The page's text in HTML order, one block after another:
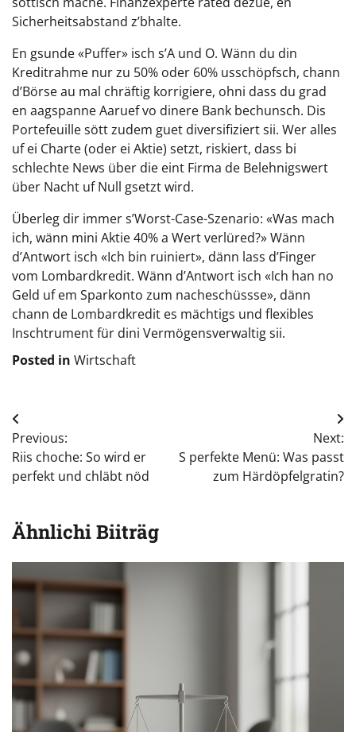
Sicherheitsabstand z’bhalte.
En gsunde «Puffer» isch s’A und O. Wänn du din
Kreditrahme nur zu 50% oder 60% usschöpfsch, chann
d’Börse au mal chräftig korrigiere, ohni dass du grad
en aagspanne Aaruef vo dinere Bank bechunsch. Dis
Portefeuille sött zudem guet diversifiziert sii. Wer alles
uf ei Charte (oder ei Aktie) setzt, riskiert, dass bi
schlechte News über die eint Firma de Belehnigswert
über Nacht uf Null gsetzt wird.
Überleg dir immer s’Worst-Case-Szenario: «Was mach
ich, wänn mini Aktie 40% a Wert verlüred?» Wänn
d’Antwort isch «Ich bin ruiniert», dänn lass d’Finger
vom Lombardkredit. Wänn d’Antwort isch «Ich han no
Geld uf em Sparkonto zum nacheschüssse», dänn
chann de Lombardkredit es mächtigs und flexibles
Inschtrument für dini Vermögensverwaltig sii.
Posted in Wirtschaft
Beitragsnavigation
Previous:
Riis choche: So wird er
perfekt und chläbt nöd
Next:
S perfekte Menü: Was passt
zum Härdöpfelgratin?
Ähnlichi Biiträg